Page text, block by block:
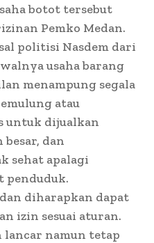
botot tersebut
Pemko Medan.
politisi Nasdem dari
usaha barang
menampung segala
atau
untuk dijualkan
dan
sehat apalagi
penduduk.
diharapkan dapat
izin sesuai aturan.
lancar namun tetap